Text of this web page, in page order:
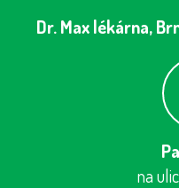
Dr. Max lékárna,
na